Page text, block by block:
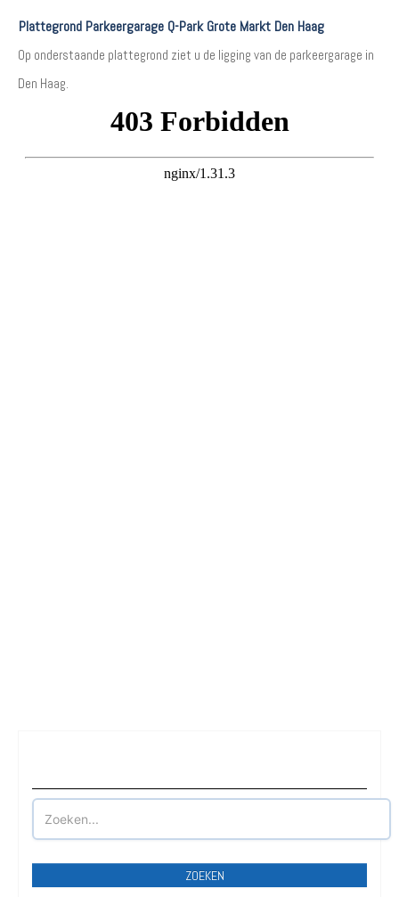
Plattegrond Parkeergarage Q-Park Grote Markt Den Haag
Op onderstaande plattegrond ziet u de ligging van de parkeergarage in
Den Haag.
ZOEKEN